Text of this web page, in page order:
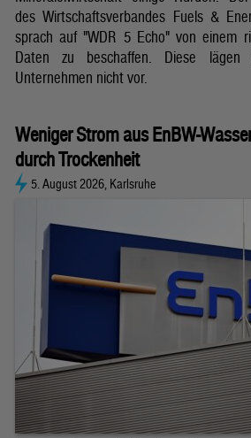
des Wirtschaftsverbandes Fuels &
sprach auf "WDR 5 Echo" von einem
Daten zu beschaffen. Diese
Unternehmen nicht vor.
Weniger Strom aus EnBW-
durch Trockenheit
5. August 2026, Karlsruhe